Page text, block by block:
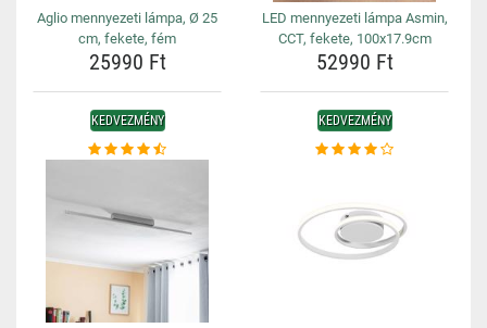
Aglio mennyezeti lámpa, Ø 25
cm, fekete, fém
25990 Ft
LED mennyezeti lámpa Asmin,
CCT, fekete, 100x17.9cm
52990 Ft
KEDVEZMÉNY KEDVEZMÉNY